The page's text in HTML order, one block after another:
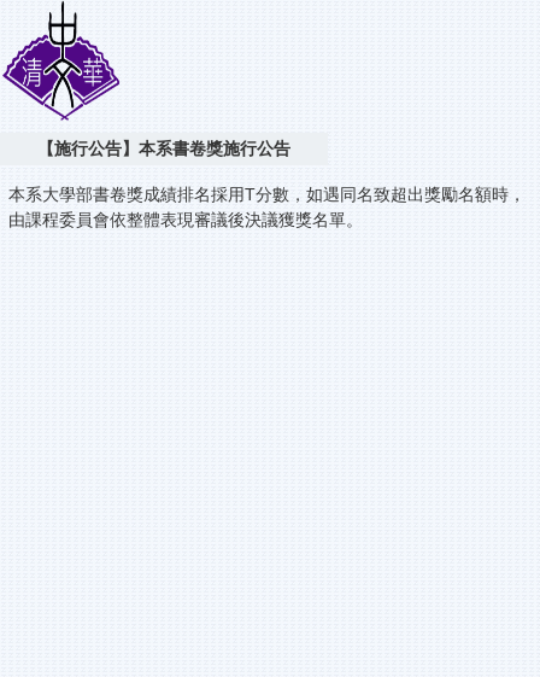
【施行公告】本系書卷獎施行公告
本系大學部書卷獎成績排名採用T分數，如遇同名致超出獎勵名額時，
由課程委員會依整體表現審議後決議獲獎名單。